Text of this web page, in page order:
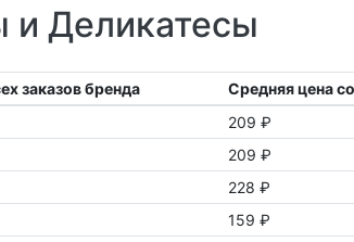
и Деликатесы
заказов бренда
Средняя цена
209 ₽
209 ₽
228 ₽
159 ₽